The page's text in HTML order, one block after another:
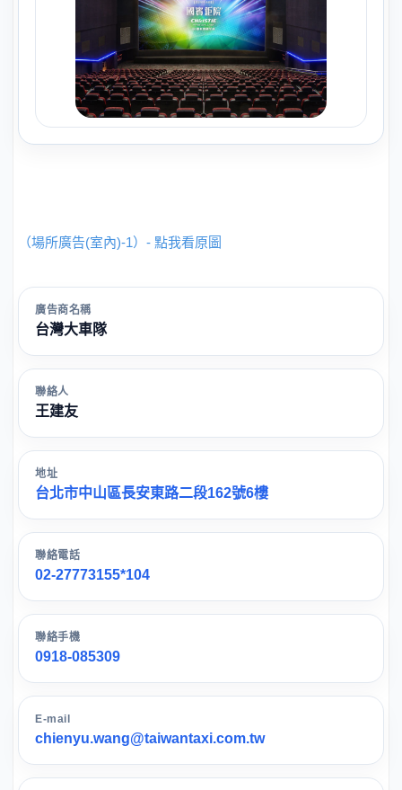
（場所廣告(室內)-1）- 點我看原圖
廣告商名稱
台灣大車隊
聯絡人
王建友
地址
台北市中山區長安東路二段162號6樓
聯絡電話
02-27773155*104
聯絡手機
0918-085309
E-mail
chienyu.wang@taiwantaxi.com.tw